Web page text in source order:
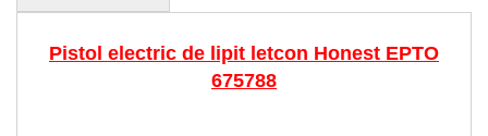
Pistol electric de lipit letcon Honest EPTO
675788